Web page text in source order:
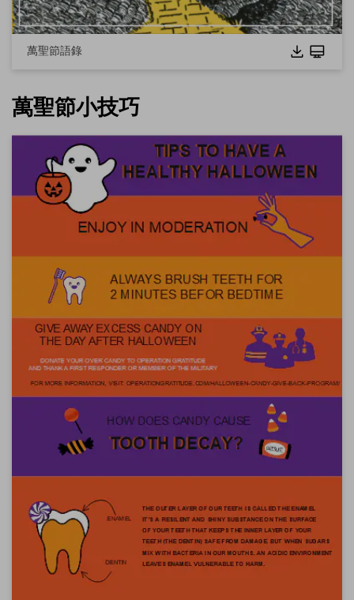
這個eddx檔案需要在 EdrawMax 中開啟。
如果你還沒有 EdrawMax，可以從
版本。
你也可以從EdrawMax Online免費試用線上版 以下版本。
萬聖節語錄
萬聖節小技巧